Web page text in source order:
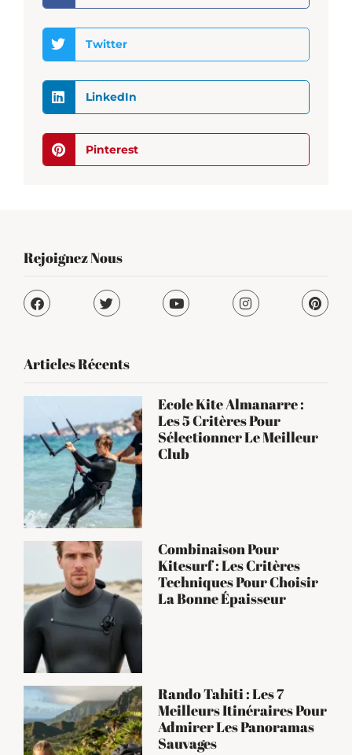
Twitter
LinkedIn
Pinterest
Rejoignez Nous
Articles Récents
Ecole Kite Almanarre :
Les 5 Critères Pour
Sélectionner Le Meilleur
Club
Combinaison Pour
Kitesurf : Les Critères
Techniques Pour Choisir
La Bonne Épaisseur
Rando Tahiti : Les 7
Meilleurs Itinéraires Pour
Admirer Les Panoramas
Sauvages